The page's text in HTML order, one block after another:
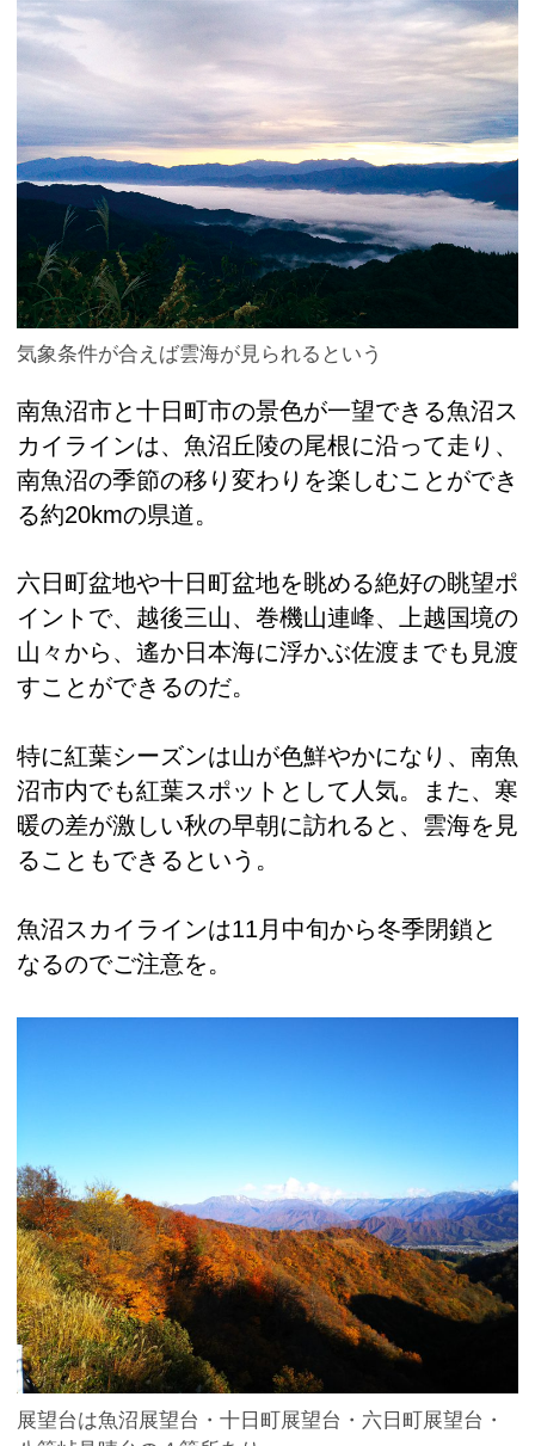
気象条件が合えば雲海が見られるという
南魚沼市と十日町市の景色が一望できる魚沼ス
カイラインは、魚沼丘陵の尾根に沿って走り、
南魚沼の季節の移り変わりを楽しむことができ
る約20kmの県道。
六日町盆地や十日町盆地を眺める絶好の眺望ポ
イントで、越後三山、巻機山連峰、上越国境の
山々から、遙か日本海に浮かぶ佐渡までも見渡
すことができるのだ。
特に紅葉シーズンは山が色鮮やかになり、南魚
沼市内でも紅葉スポットとして人気。
また、寒
暖の差が激しい秋の早朝に訪れると、雲海を見
ることもできるという。
魚沼スカイラインは11月中旬から冬季閉鎖と
なるのでご注意を。
展望台は魚沼展望台・十日町展望台・六日町展望台・